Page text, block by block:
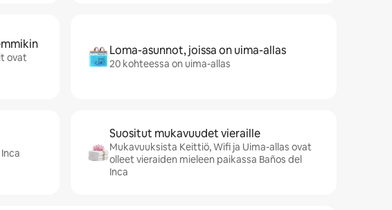
ovat
Loma-asunnot, joissa on uima-allas
20 kohteessa on uima-allas
Suositut mukavuudet vieraille
Mukavuuksista Keittiö, Wifi ja Uima-allas ovat
olleet vieraiden mieleen paikassa Baños del
Inca